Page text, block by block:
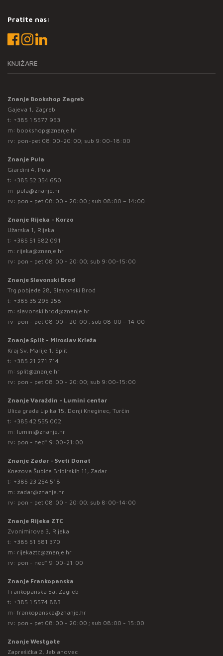
Pratite nas:
KNJIŽARE
Znanje Bookshop Zagreb
Gajeva 1, Zagreb
t: +385 1 5577 953
m: bookshop@znanje.hr
rv: pon-pet 08:00-20:00; sub 9:00-18:00
Znanje Pula
Giardini 4, Pula
t: +385 52 354 650
m: pula@znanje.hr
rv: pon - pet 08:00 - 20:00 ; sub 08:00 – 14:00
Znanje Rijeka - Korzo
Užarska 1, Rijeka
t: +385 51 582 091
m: rijeka@znanje.hr
rv: pon - pet 08:00 - 20:00; sub 9:00-15:00
Znanje Slavonski Brod
Trg pobjede 28, Slavonski Brod
t: +385 35 295 258
m: slavonski.brod@znanje.hr
rv: pon - pet 08:00 - 20:00 ; sub 08:00 – 14:00
Znanje Split - Miroslav Krleža
Kraj Sv. Marije 1, Split
t: +385 21 271 714
m: split@znanje.hr
rv: pon - pet 08:00 - 20:00; sub 9:00-15:00
Znanje Varaždin - Lumini centar
Ulica grada Lipika 15, Donji Kneginec, Turčin
t: +385 42 555 002
m: lumini@znanje.hr
rv: pon - ned* 9:00-21:00
Znanje Zadar - Sveti Donat
Knezova Šubića Bribirskih 11, Zadar
t: +385 23 254 518
m: zadar@znanje.hr
rv: pon - pet 08:00 - 20:00; sub 8:00-14:00
Znanje Rijeka ZTC
Zvonimirova 3, Rijeka
t: +385 51 581 370
m: rijekaztc@znanje.hr
rv: pon - ned* 9:00-21:00
Znanje Frankopanska
Frankopanska 5a, Zagreb
t: +385 1 5574 883
m: frankopanska@znanje.hr
rv: pon - pet 08:00 - 20:00 ; sub 08:00 - 15:00
Znanje Westgate
Zaprešićka 2, Jablanovec